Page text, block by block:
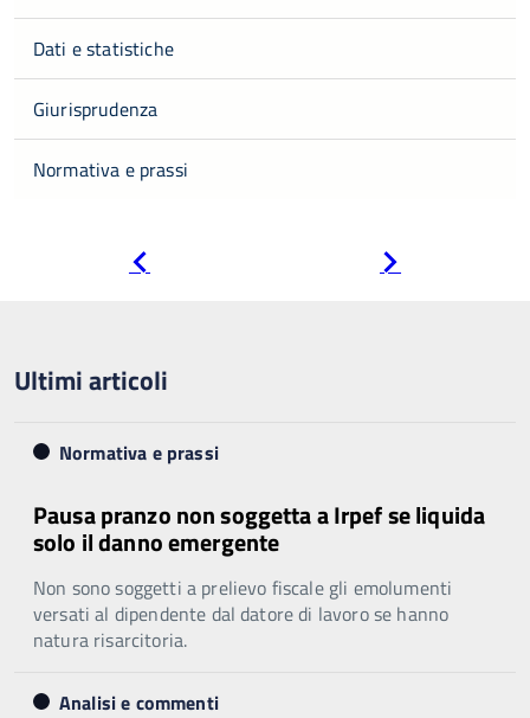
Dati e statistiche
Giurisprudenza
Normativa e prassi
Ultimi articoli
Normativa e prassi
Pausa pranzo non soggetta a Irpef se liquida
solo il danno emergente
Non sono soggetti a prelievo fiscale gli emolumenti
versati al dipendente dal datore di lavoro se hanno
natura risarcitoria.
Analisi e commenti